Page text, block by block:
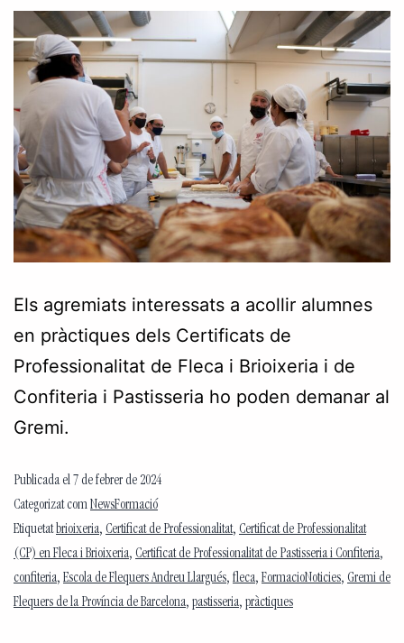
Els agremiats interessats a acollir alumnes
en pràctiques dels Certificats de
Professionalitat de Fleca i Brioixeria i de
Confiteria i Pastisseria ho poden demanar al
Gremi.
Publicada el 7 de febrer de 2024
Categorizat comNewsFormació
Etiquetatbrioixeria, Certificat de Professionalitat, Certificat de Professionalitat
(CP) en Fleca i Brioixeria, Certificat de Professionalitat de Pastisseria i Confiteria,
confiteria, Escola de Flequers Andreu Llargués, fleca, FormacioNoticies, Gremi de
Flequers de la Província de Barcelona, pastisseria, pràctiques